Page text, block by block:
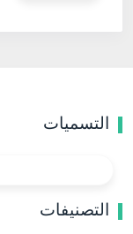
التسميات
التصنيفات